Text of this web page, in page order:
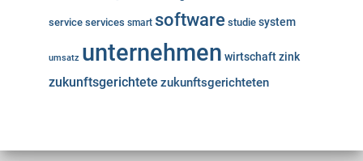
service services smart software studie system
umsatz unternehmen wirtschaftzink
zukunftsgerichtete zukunftsgerichteten